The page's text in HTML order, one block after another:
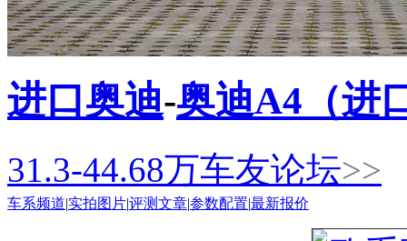
进口奥迪-奥迪A4（进
31.3-44.68万车友论坛>>
车系频道|实拍图片|评测文章|参数配置|最新报价